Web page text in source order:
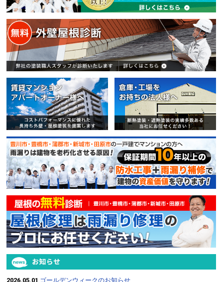
賃貸マンション・アパートオー
2026.05.01 ゴールデンウィークのお知らせ